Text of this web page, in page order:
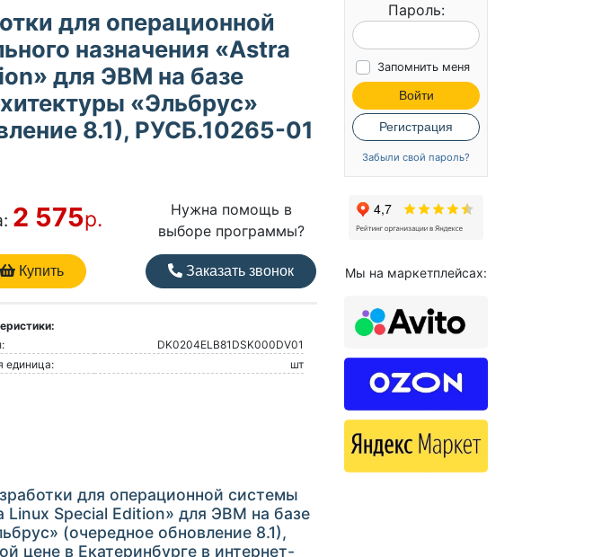
для операционной
назначения «Astra
для ЭВМ на базе
«Эльбрус»
8.1), РУСБ.10265-01
2 575р.
Купить
Нужна помощь в
выборе программы?
Заказать звонок
DK0204ELB81DSK000DV01
единица:
шт
для операционной системы
Linux Special Edition» для ЭВМ на базе
(очередное обновление 8.1),
цене в Екатеринбурге в интернет-
Пароль:
Запомнить меня
Войти
Регистрация
Забыли свой пароль?
Мы на маркетплейсах: